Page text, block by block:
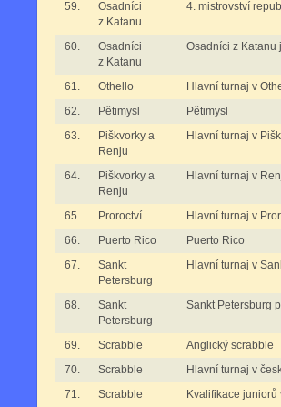
59.
Osadníci
z Katanu
4. mistrovství
60.
Osadníci
z Katanu
Osadníci z Katanu
61. Othello
Hlavní turnaj v
62.
Pětimysl
Pětimysl
63.
Piškvorky a
Renju
Hlavní turnaj v
64.
Piškvorky a
Renju
Hlavní turnaj v
65. Proroctví
Hlavní turnaj v
66.
Puerto Rico
Puerto Rico
67.
Sankt
Petersburg
Hlavní turnaj v
68.
Sankt
Petersburg
Sankt Petersburg
69. Scrabble
Anglický scrabble
70.
Scrabble
Hlavní turnaj v
71.
Scrabble Kvalifikace juniorů